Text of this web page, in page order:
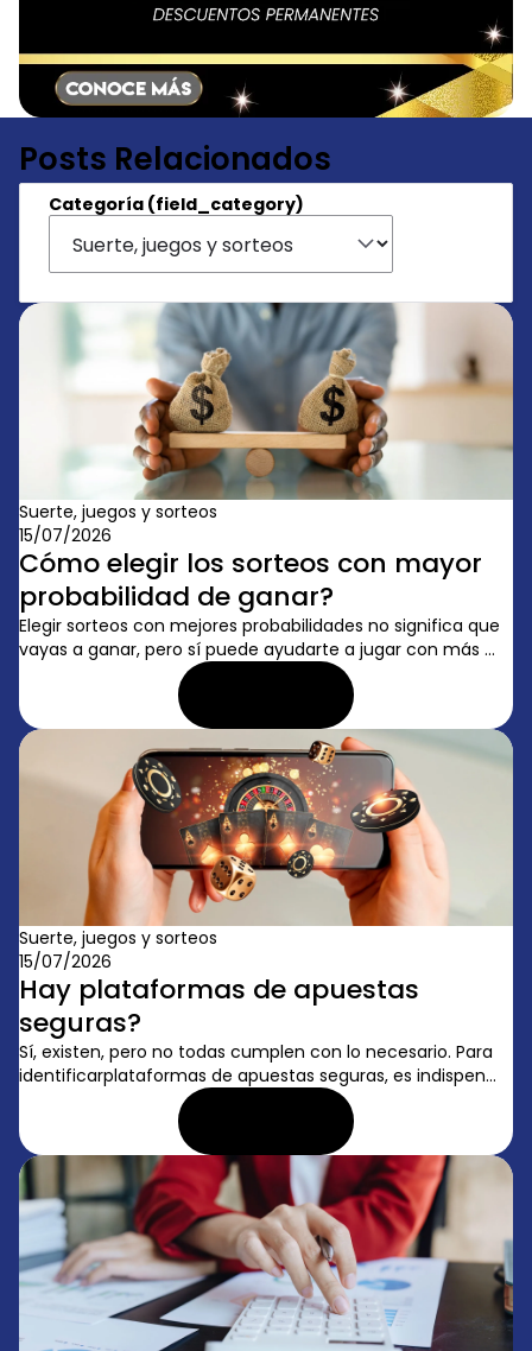
Posts Relacionados
Categoría (field_category)
Suerte, juegos y sorteos
15/07/2026
Cómo elegir los sorteos con mayor
probabilidad de ganar?
Elegir sorteos con mejores probabilidades no significa que
vayas a ganar, pero sí puede ayudarte a jugar con más ...
Suerte, juegos y sorteos
15/07/2026
Hay plataformas de apuestas
seguras?
Sí, existen, pero no todas cumplen con lo necesario. Para
identificarplataformas de apuestas seguras, es indispen...